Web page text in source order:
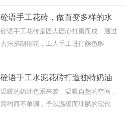
砼语手工花砖，做百变多样的水
砼语手工花砖是匠人匠心打磨而成，通过
古法掐制铜花，工人手工进行颜色雕
砼语手工水泥花砖打造独特奶油
温暖的奶油色系来袭，温暖自然的空间，
简约而不单调，予以温暖而细腻的现代